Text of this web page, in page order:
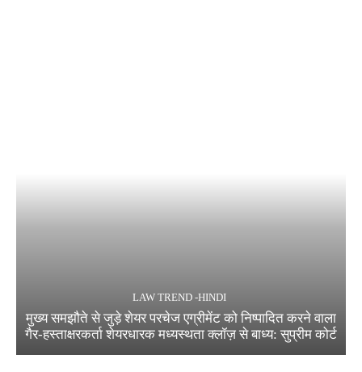
LAW TREND -HINDI
मुख्य समझौते से जुड़े शेयर परचेज एग्रीमेंट को निष्पादित करने वाला
गैर-हस्ताक्षरकर्ता शेयरधारक मध्यस्थता क्लॉज़ से बाध्य: सुप्रीम कोर्ट